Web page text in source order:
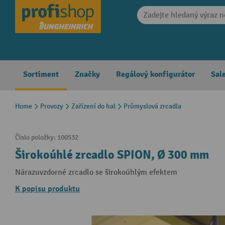
Skip to main navigation
Sortiment Značky Regálový konfigurátor
Home Provozy Zařízení do hal Průmyslová zrcadla
Číslo položky: 100532
Širokoúhlé zrcadlo SPION, Ø 300 mm
Nárazuvzdorné zrcadlo se širokoúhlým efektem
K popisu produktu